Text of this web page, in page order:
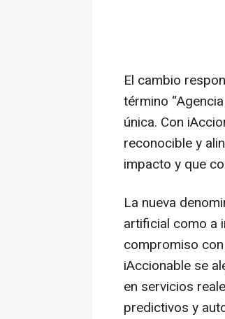
El cambio
término
única. Con
reconocible y
impacto y que
La nueva
artificial como a
compromiso
iAccionable se
en servicios
predictivos y